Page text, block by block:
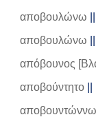
αποβουλώνω
αποβουλώνω
απόβουνος
αποβούντητο||
αποβουντώννω